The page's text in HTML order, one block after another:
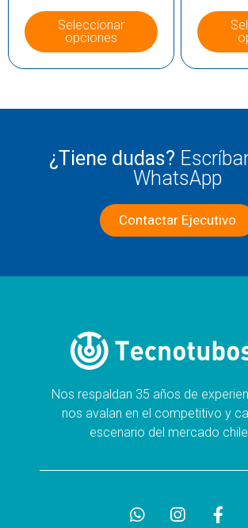
Seleccionar
opciones
¿Tiene dudas?
WhatsApp
Contactar Ejecutivo
Nos respaldan 35 años de
nos avalan en el competitivo y
escenario del mercado